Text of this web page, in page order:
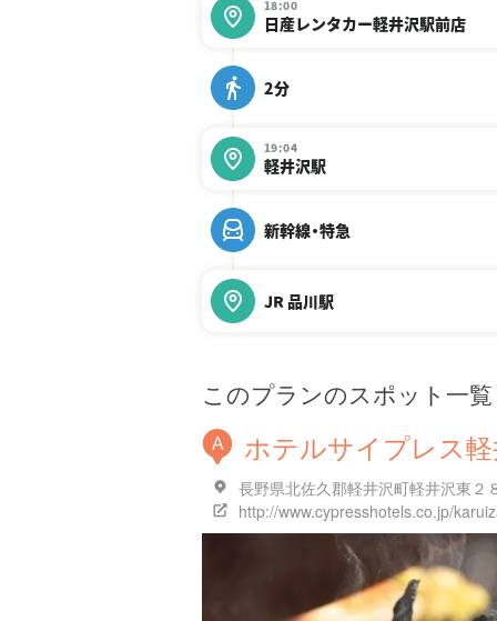
18:00
日産レンタカー軽井沢駅前店
2分
19:04
軽井沢駅
新幹線・特急
JR 品川駅
このプランのスポット一覧
A ホテルサイプレス
長野県北佐久郡軽井沢町軽井沢東２
http://www.cypresshotels.co.jp/